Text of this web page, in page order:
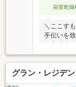
浴室乾燥
＼ここす
手伝いを
済！水ま
繕積立金
れます♪未
グラン・レジデ